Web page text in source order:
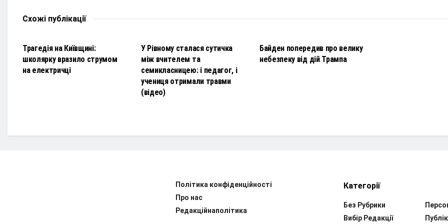
Схожі публікації
Трагедія на Київщині:
школярку вразило струмом
на електричці
У Рівному сталася сутичка
між вчителем та
семикласницею: і педагог, і
учениця отримали травми
(відео)
Байден попередив про велику
небезпеку від дій Трампа
Політика конфіденційності
Про нас
Редакційнаполітика
Категорії
Без Рубрики
Вибір Редакції